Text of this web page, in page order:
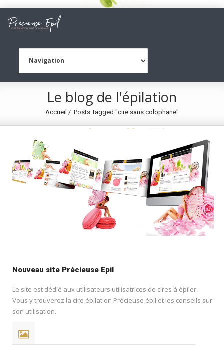
Le blog de l'épilation
Accueil Posts Tagged "cire sans colophane"
Nouveau site Précieuse Epil
Le site est dédié aux utilisateurs utilisatrices de cires à épiler.
Vous y trouverez la cire épilation Précieuse épil et les conseils sur
son utilisation.